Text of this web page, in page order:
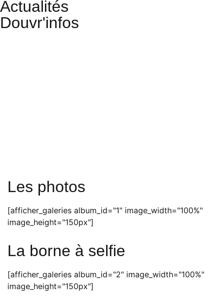
Actualités
Douvr'infos
Les photos
[afficher_galeries album_id="1" image_width="100%"
image_height="150px"]
La borne à selfie
[afficher_galeries album_id="2" image_width="100%"
image_height="150px"]